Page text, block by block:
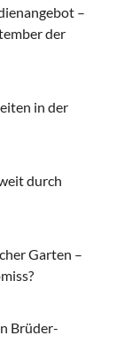
–
der
in der
durch
Garten –
Brüder-